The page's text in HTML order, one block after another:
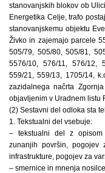
stanovanjskih blokov ob
Energetika Celje, trafo
stanovanjskemu objektu
Živko in zajemajo parcele
505/79, 505/80, 505/81,
5576/10, 576/11, 576/12,
559/21, 559/13, 1705/14,
zazidalnega načrta
objavljenim v Uradnem listu
(2) Sestavni del odloka sta
1. Tekstualni del vsebuje:
– tekstualni del z opisom
zunanjih površin, pogojev
infrastrukture, pogojev za
– smernice in mnenja